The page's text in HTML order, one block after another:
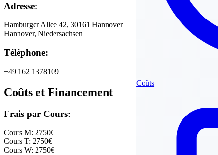
Coûts
Adresse:
Hamburger Allee 42, 30161 Hannover
Hannover, Niedersachsen
Téléphone:
+49 162 1378109
Coûts et Financement
Frais par Cours:
Cours M: 2750€
Cours T: 2750€
Cours W: 2750€